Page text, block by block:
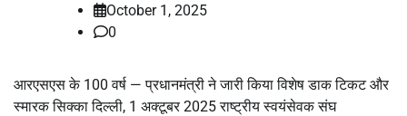
October 1, 2025
0
आरएसएस के 100 वर्ष — प्रधानमंत्री ने जारी किया विशेष डाक टिकट और
स्मारक सिक्का दिल्ली, 1 अक्टूबर 2025 राष्ट्रीय स्वयंसेवक संघ